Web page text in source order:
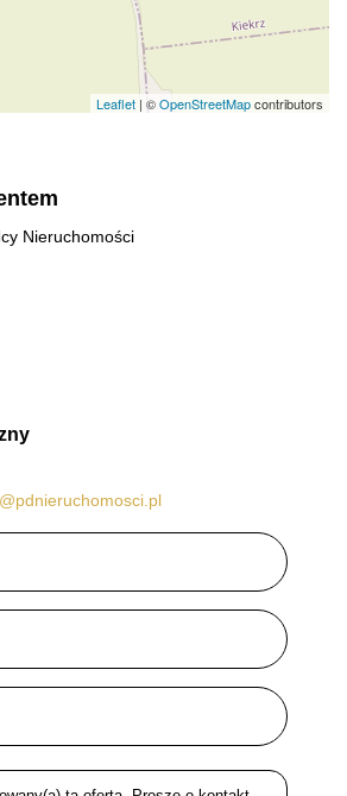
Leaflet | ©OpenStreetMapcontributors
Nieruchomości